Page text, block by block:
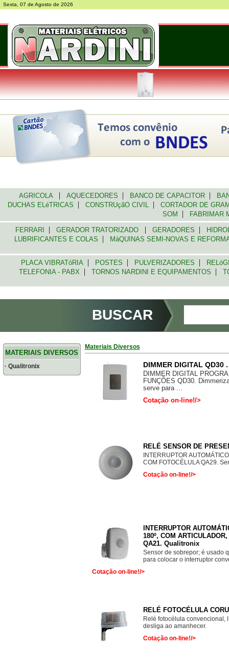
Sexta, 07 de Agosto de 2026
AGRICOLA | AQUECEDORES | BANCO DE CAPACITOR |
DUCHAS ELéTRICAS | CONSTRUçãO CIVIL |
CORTADOR DE
SOM | FABRIMAR
FERRARI | GERADOR TRATORIZADO | GERADORES |
LUBRIFICANTES E COLAS | MáQUINAS SEMI-NOVAS E
PLACA VIBRATóRIA | POSTES | PULVERIZADORES |
TELEFONIA - PABX | TORNOS NARDINI E EQUIPAMENTOS |
BUSCAR
MATERIAIS DIVERSOS
· Qualitronix
Materiais Diversos
DIMMER DIGITAL
DIMMER DIGITAL
FUNÇÕES QD30.
serve para ...
Cotação on-line!/>
RELÉ SENSOR DE
INTERRUPTOR
COM FOTOCÉLULA QA29.
Cotação on-line!/>
INTERRUPTOR
180º, COM
QA21. Qualitronix
Sensor de sobrepor; é usado
para colocar o interruptor
Cotação on-line!/>
RELÉ FOTOCÉLULA
Relé fotocélula convencional,
desliga ao amanhecer.
Cotação on-line!/>